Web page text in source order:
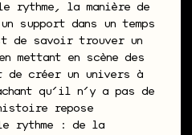
rythme, la manière de
support dans un temps
de savoir trouver un
mettant en scène des
de créer un univers à
qu’il n’y a pas de
repose
rythme : de la